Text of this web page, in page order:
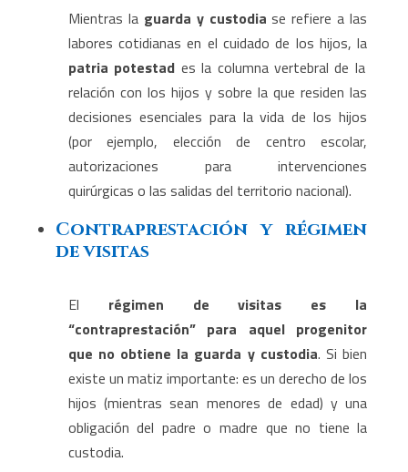
Mientras la guarda y custodia se refiere a las
labores cotidianas en el cuidado de los hijos, la
patria potestad es la columna vertebral de la
relación con los hijos y sobre la que residen las
decisiones esenciales para la vida de los hijos
(por ejemplo, elección de centro escolar,
autorizaciones para intervenciones
quirúrgicas o las salidas del territorio nacional).
Contraprestación y régimen
de visitas
El régimen de visitas es la
“contraprestación” para aquel progenitor
que no obtiene la guarda y custodia. Si bien
existe un matiz importante: es un derecho de los
hijos (mientras sean menores de edad) y una
obligación del padre o madre que no tiene la
custodia.